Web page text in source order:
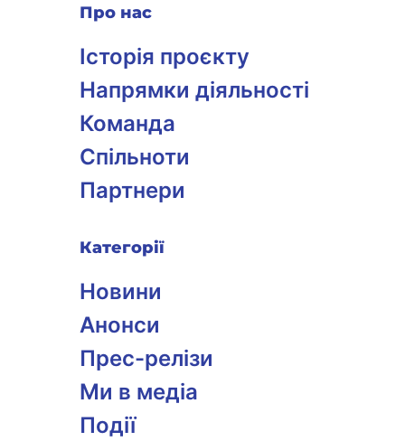
Про нас
Історія проєкту
Напрямки діяльності
Команда
Спільноти
Партнери
Категорії
Новини
Анонси
Прес-релізи
Ми в медіа
Події